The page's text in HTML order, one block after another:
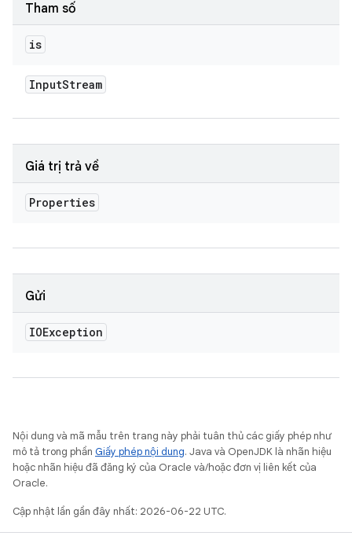
Tham số
is
InputStream
Giá trị trả về
Properties
Gửi
IOException
Nội dung và mã mẫu trên trang này phải tuân thủ các giấy phép như
mô tả trong phần Giấy phép nội dung. Java và OpenJDK là nhãn hiệu
hoặc nhãn hiệu đã đăng ký của Oracle và/hoặc đơn vị liên kết của
Oracle.
Cập nhật lần gần đây nhất: 2026-06-22 UTC.